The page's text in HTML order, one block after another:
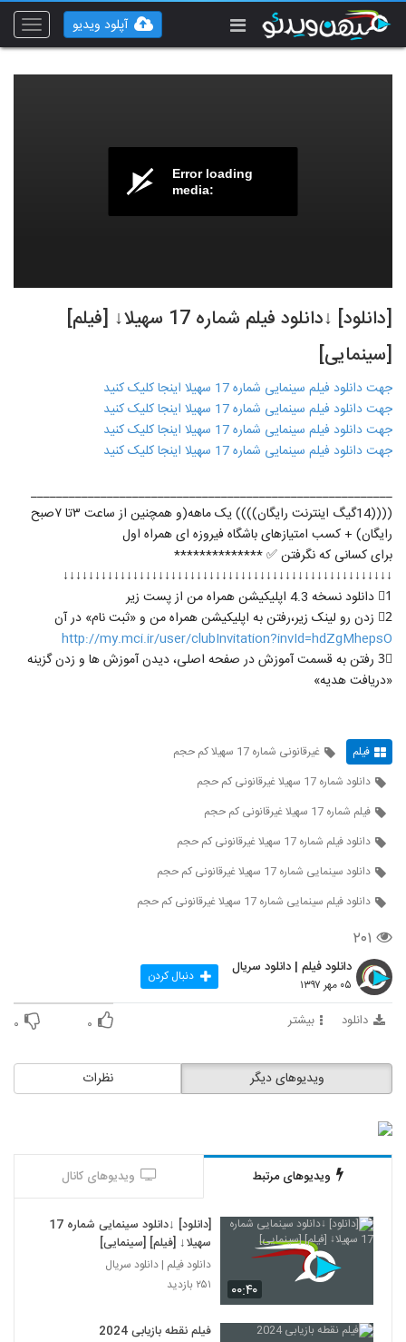
Toggle
آپلود ویدیو
Error loading
media:
[دانلود] ↓دانلود فیلم شماره 17 سهیلا↓ [فیلم]
[سینمایی]
جهت دانلود فیلم سینمایی شماره 17 سهیلا اینجا کلیک کنید
جهت دانلود فیلم سینمایی شماره 17 سهیلا اینجا کلیک کنید
جهت دانلود فیلم سینمایی شماره 17 سهیلا اینجا کلیک کنید
جهت دانلود فیلم سینمایی شماره 17 سهیلا اینجا کلیک کنید
_________________________________________________________
((((14گیگ اینترنت رایگان)))) یک ماهه(و همچنین از ساعت ۳تا ۷صبح
رایگان) + کسب امتیازهای باشگاه فیروزه ای همراه اول
برای کسانی که نگرفتن ✅ **************
↓↓↓↓↓↓↓↓↓↓↓↓↓↓↓↓↓↓↓↓↓↓↓↓↓↓↓↓↓↓↓↓↓↓↓↓↓↓↓↓↓↓↓↓↓↓↓↓↓↓↓↓
1⃣ دانلود نسخه 4.3 اپلیکیشن همراه من از پست زیر
2⃣ زدن رو لینک زیر،رفتن به اپلیکیشن همراه من و «ثبت نام» در آن
http://my.mci.ir/user/clubInvitation?invId=hdZgMhepsO
3⃣ رفتن به قسمت آموزش در صفحه اصلی، دیدن آموزش ها و زدن گزینه
«دریافت هدیه»
فیلم
غیرقانونی شماره 17 سهیلا کم حجم
دانلود شماره 17 سهیلا غیرقانونی کم حجم
فیلم شماره 17 سهیلا غیرقانونی کم حجم
دانلود فیلم شماره 17 سهیلا غیرقانونی کم حجم
دانلود سینمایی شماره 17 سهیلا غیرقانونی کم حجم
دانلود فیلم سینمایی شماره 17 سهیلا غیرقانونی کم حجم
۲۰۱
دانلود فیلم | دانلود سریال
۰۵ مهر ۱۳۹۷ دنبال کردن
دانلود بیشتر ۰ ۰
نظرات ویدیوهای دیگر
ویدیوهای مرتبط ویدیوهای کانال
۰۰:۴۰
[دانلود] ↓دانلود سینمایی شماره 17
سهیلا↓ [فیلم] [سینمایی]
دانلود فیلم | دانلود سریال
۲۵۱ بازدید
فیلم نقطه بازیابی 2024